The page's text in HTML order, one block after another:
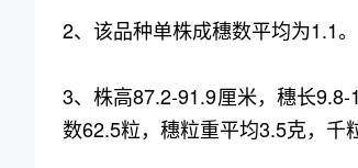
2、该品种单株成穗数平均为1.1。
3、株高87.2-91.9厘米，穗长
数62.5粒，穗粒重平均3.5克，千